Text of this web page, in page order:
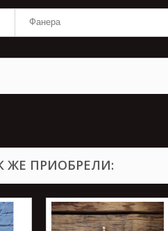
Фанера
ЖЕ ПРИОБРЕЛИ: